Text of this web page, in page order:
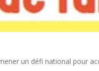
un défi national pour